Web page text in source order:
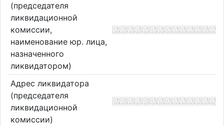
(председателя
ликвидационной
комиссии,
наименование юр. лица,
назначенного
ликвидатором)
Адрес ликвидатора
(председателя
ликвидационной
комиссии)